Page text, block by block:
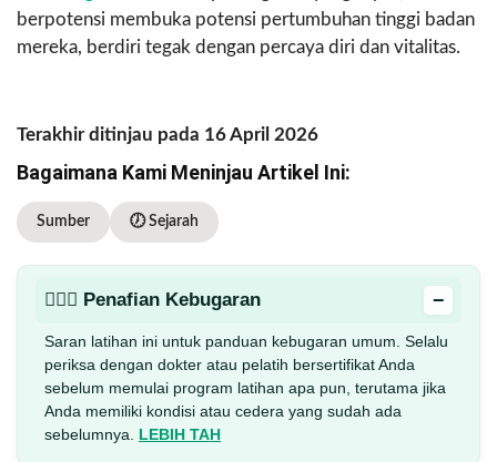
berpotensi membuka potensi pertumbuhan tinggi badan
mereka, berdiri tegak dengan percaya diri dan vitalitas.
Terakhir ditinjau pada 16 April 2026
Bagaimana Kami Meninjau Artikel Ini:
Sumber 🕖 Sejarah
🏋🏻‍♂️ Penafian Kebugaran −
Saran latihan ini untuk panduan kebugaran umum. Selalu
periksa dengan dokter atau pelatih bersertifikat Anda
sebelum memulai program latihan apa pun, terutama jika
Anda memiliki kondisi atau cedera yang sudah ada
sebelumnya. LEBIH TAH